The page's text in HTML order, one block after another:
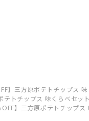
】三方原ポテトチップス
テトチップス 味くらべセッ
OFF】三方原ポテトチップ